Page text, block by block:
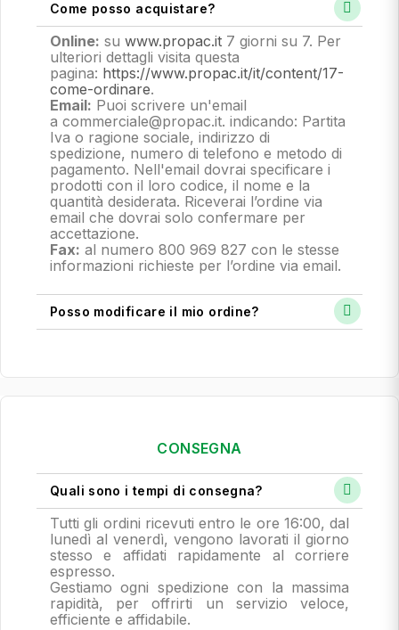
Come posso acquistare?
Online: su www.propac.it 7 giorni su 7. Per
ulteriori dettagli visita questa
pagina: https://www.propac.it/it/content/17-
come-ordinare.
Email: Puoi scrivere un'email
a commerciale@propac.it. indicando: Partita
Iva o ragione sociale, indirizzo di
spedizione, numero di telefono e metodo di
pagamento. Nell'email dovrai specificare i
prodotti con il loro codice, il nome e la
quantità desiderata. Riceverai l’ordine via
email che dovrai solo confermare per
accettazione.
Fax: al numero 800 969 827 con le stesse
informazioni richieste per l’ordine via email.
Posso modificare il mio ordine?
CONSEGNA
Quali sono i tempi di consegna?
Tutti gli ordini ricevuti entro le ore 16:00, dal
lunedì al venerdì, vengono lavorati il giorno
stesso e affidati rapidamente al corriere
espresso.
Gestiamo ogni spedizione con la massima
rapidità, per offrirti un servizio veloce,
efficiente e affidabile.